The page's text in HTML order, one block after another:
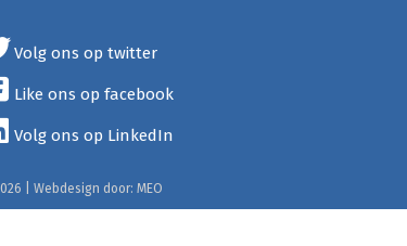
Volg ons op twitter
Like ons op facebook
Volg ons op LinkedIn
| Webdesign door: MEO